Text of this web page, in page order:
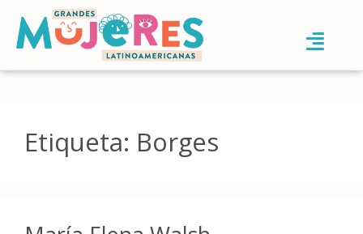
Etiqueta: Borges